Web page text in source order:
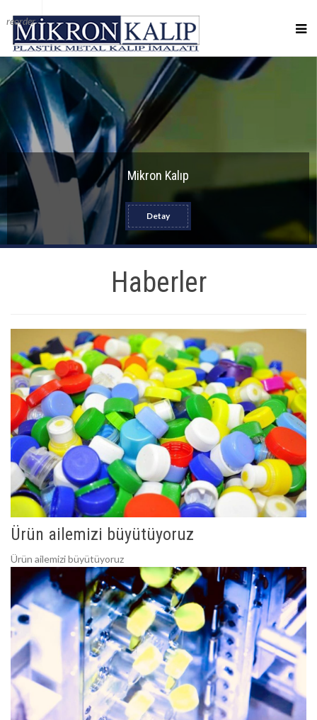
reorder
Mikron Kalıp
Detay
Haberler
Ürün ailemizi büyütüyoruz
Ürün ailemizi büyütüyoruz